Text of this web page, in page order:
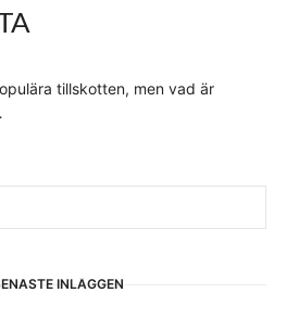
tillskotten, men vad är
INLÄGGEN